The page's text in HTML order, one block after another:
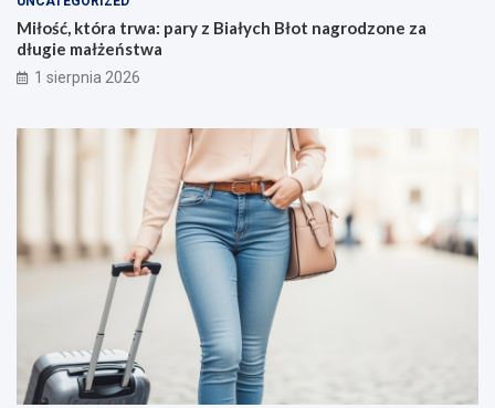
Miłość, która trwa: pary z Białych Błot nagrodzone za
długie małżeństwa
1 sierpnia 2026